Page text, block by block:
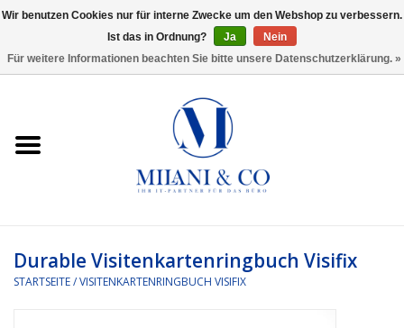
Bürobedarf
Ordnen und Registrieren
Rund um den Schreibtisch
Durable Visitenkartenringbuch Visifix
STARTSEITE/VISITENKARTENRINGBUCH VISIFIX
Wir benutzen Cookies nur für interne Zwecke um den Webshop zu verbessern.
Ist das in Ordnung?
Ja
Nein
Für weitere Informationen beachten Sie bitte unsere Datenschutzerklärung. »